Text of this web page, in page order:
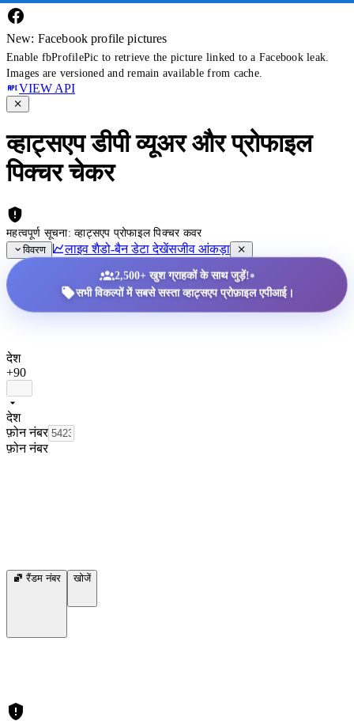
New: Facebook profile pictures
Enable fbProfilePic to retrieve the picture linked to a Facebook leak.
Images are versioned and remain available from cache.
VIEW API
व्हाट्सएप डीपी व्यूअर और प्रोफाइल
पिक्चर चेकर
महत्वपूर्ण सूचना: व्हाट्सएप प्रोफाइल पिक्चर कवर
विवरण
लाइव शैडो-बैन डेटा देखेंसजीव आंकड़ा
2,500+ खुश ग्राहकों के साथ जुड़ें!•
सभी विकल्पों में सबसे सस्ता व्हाट्सएप प्रोफ़ाइल एपीआई।
देश
+90
देश
फ़ोन नंबर
फ़ोन नंबर
रैंडम नंबर खोजें